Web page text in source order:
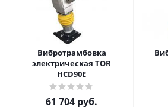
Вибротрамбовка
электрическая ТОR
HCD90E
61 704 руб.